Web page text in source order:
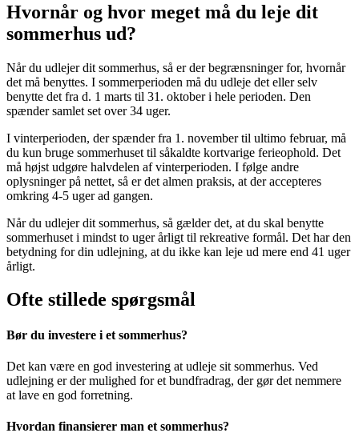
Hvornår og hvor meget må du leje dit
sommerhus ud?
Når du udlejer dit sommerhus, så er der begrænsninger for, hvornår
det må benyttes. I sommerperioden må du udleje det eller selv
benytte det fra d. 1 marts til 31. oktober i hele perioden. Den
spænder samlet set over 34 uger.
I vinterperioden, der spænder fra 1. november til ultimo februar, må
du kun bruge sommerhuset til såkaldte kortvarige ferieophold. Det
må højst udgøre halvdelen af vinterperioden. I følge andre
oplysninger på nettet, så er det almen praksis, at der accepteres
omkring 4-5 uger ad gangen.
Når du udlejer dit sommerhus, så gælder det, at du skal benytte
sommerhuset i mindst to uger årligt til rekreative formål. Det har den
betydning for din udlejning, at du ikke kan leje ud mere end 41 uger
årligt.
Ofte stillede spørgsmål
Bør du investere i et sommerhus?
Det kan være en god investering at udleje sit sommerhus. Ved
udlejning er der mulighed for et bundfradrag, der gør det nemmere
at lave en god forretning.
Hvordan finansierer man et sommerhus?